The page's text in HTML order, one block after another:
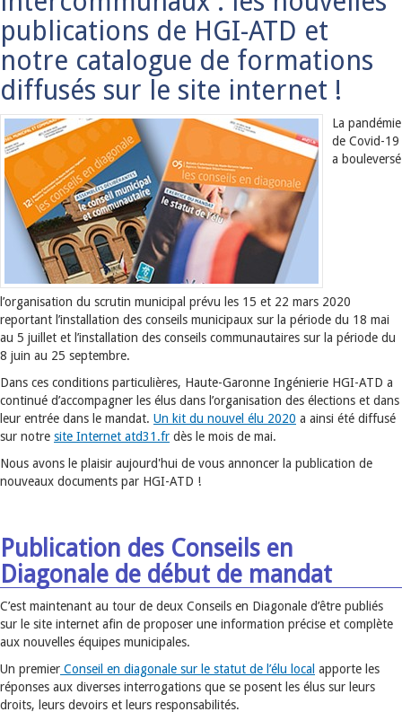
publications de HGI-ATD et
notre catalogue de formations
diffusés sur le site internet !
La pandémie
de Covid-19
a bouleversé
l’organisation du scrutin municipal prévu les 15 et 22 mars 2020
reportant l’installation des conseils municipaux sur la période du 18 mai
au 5 juillet et l’installation des conseils communautaires sur la période du
8 juin au 25 septembre.
Dans ces conditions particulières, Haute-Garonne Ingénierie HGI-ATD a
continué d’accompagner les élus dans l’organisation des élections et dans
leur entrée dans le mandat. Un kit du nouvel élu 2020 a ainsi été diffusé
sur notre site Internet atd31.fr dès le mois de mai.
Nous avons le plaisir aujourd'hui de vous annoncer la publication de
nouveaux documents par HGI-ATD !
Publication des Conseils en
Diagonale de début de mandat
C’est maintenant au tour de deux Conseils en Diagonale d’être publiés
sur le site internet afin de proposer une information précise et complète
aux nouvelles équipes municipales.
Un premier Conseil en diagonale sur le statut de l’élu local apporte les
réponses aux diverses interrogations que se posent les élus sur leurs
droits, leurs devoirs et leurs responsabilités.